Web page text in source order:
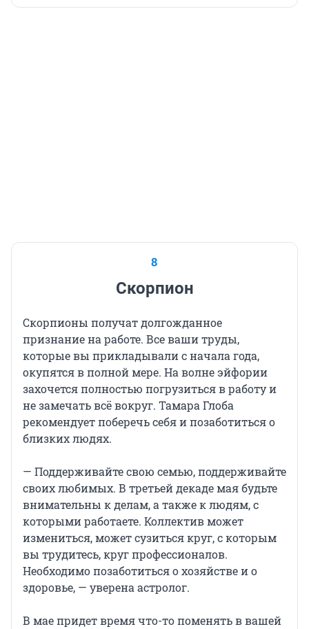
8
Скорпион
Скорпионы получат долгожданное
признание на работе. Все ваши труды,
которые вы прикладывали с начала года,
окупятся в полной мере. На волне эйфории
захочется полностью погрузиться в работу и
не замечать всё вокруг. Тамара Глоба
рекомендует поберечь себя и позаботиться о
близких людях.
— Поддерживайте свою семью, поддерживайте
своих любимых. В третьей декаде мая будьте
внимательны к делам, а также к людям, с
которыми работаете. Коллектив может
измениться, может сузиться круг, с которым
вы трудитесь, круг профессионалов.
Необходимо позаботиться о хозяйстве и о
здоровье, — уверена астролог.
В мае придет время что-то поменять в вашей